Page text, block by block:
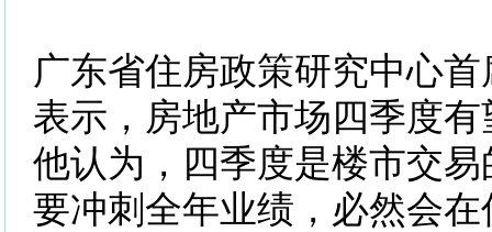
广东省住房政策研究中心
表示，房地产市场四季度
他认为，四季度是楼市交
要冲刺全年业绩，必然会